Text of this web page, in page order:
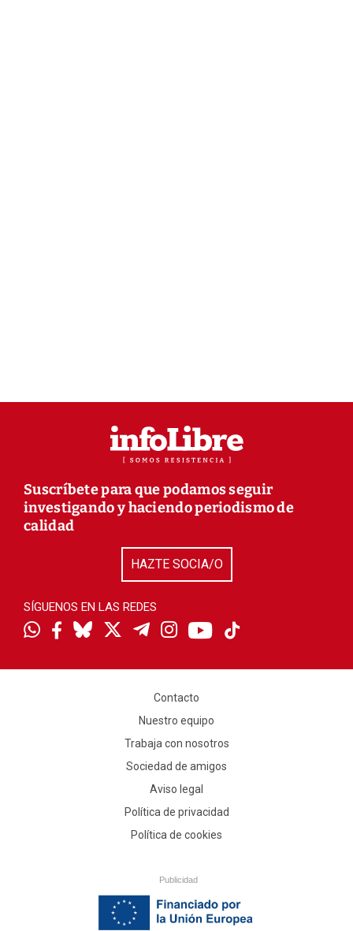
Suscríbete para que podamos seguir
investigando y haciendo periodismo de
calidad
HAZTE SOCIA/O
SÍGUENOS EN LAS REDES
Contacto
Nuestro equipo
Trabaja con nosotros
Sociedad de amigos
Aviso legal
Política de privacidad
Política de cookies
Publicidad